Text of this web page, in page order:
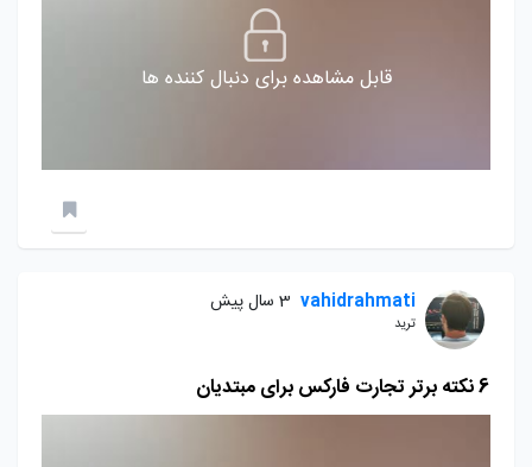
قابل مشاهده برای دنبال کننده ها
vahidrahmati 3 سال پیش
ترید
6 نکته برتر تجارت فارکس برای مبتدیان